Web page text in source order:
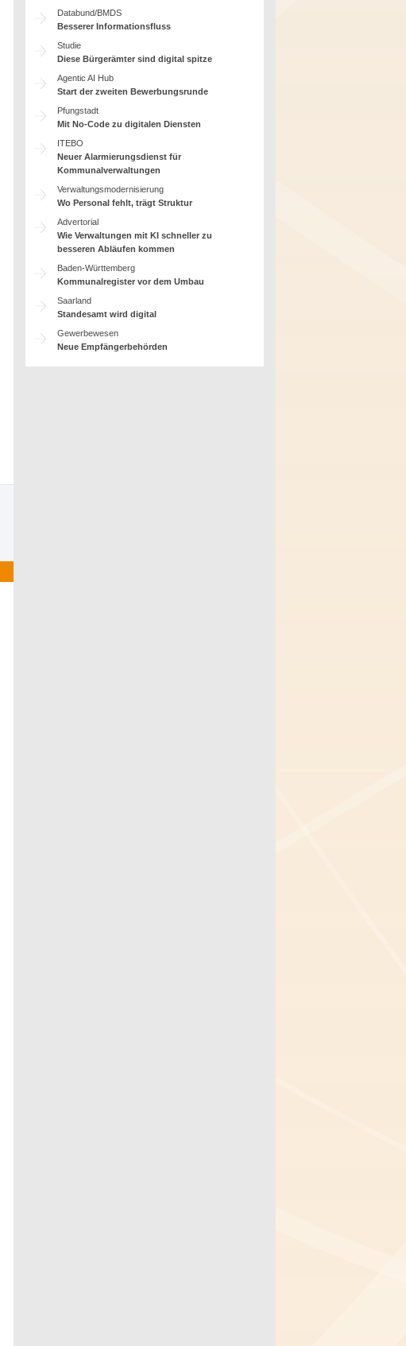
Databund/BMDS
Besserer Informationsfluss
Studie
Diese Bürgerämter sind digital spitze
Agentic AI Hub
Start der zweiten Bewerbungsrunde
Pfungstadt
Mit No-Code zu digitalen Diensten
ITEBO
Neuer Alarmierungsdienst für
Kommunalverwaltungen
Verwaltungsmodernisierung
Wo Personal fehlt, trägt Struktur
Advertorial
Wie Verwaltungen mit KI schneller zu
besseren Abläufen kommen
Baden-Württemberg
Kommunalregister vor dem Umbau
Saarland
Standesamt wird digital
Gewerbewesen
Neue Empfängerbehörden